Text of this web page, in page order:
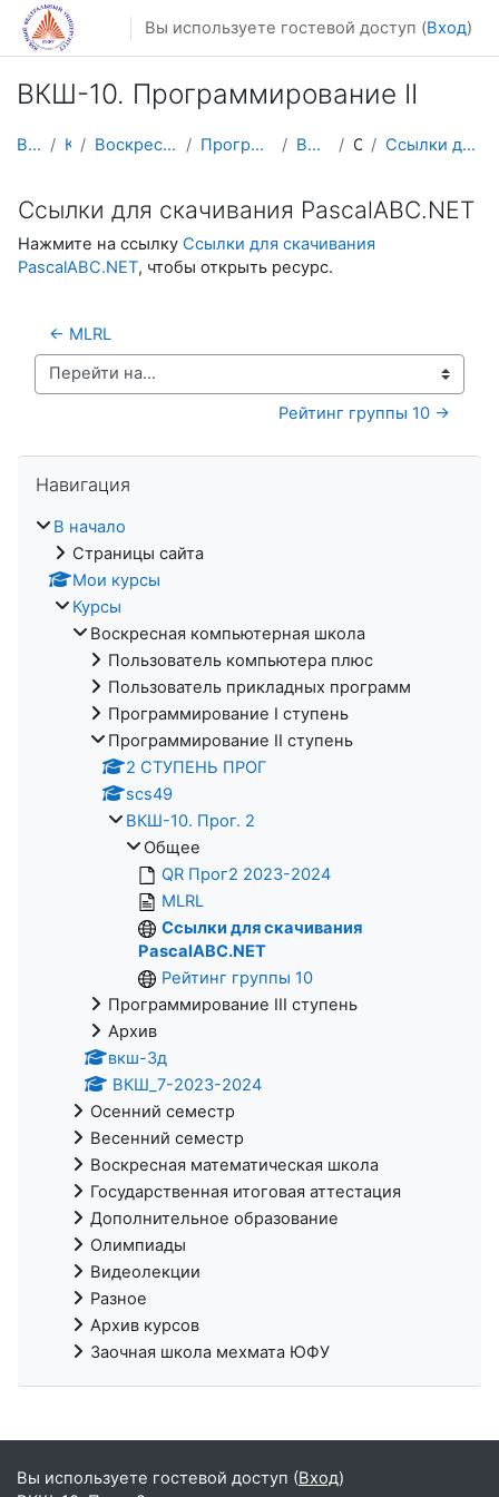
Перейти к основному содержанию
Вы используете гостевой доступ (Вход)
ВКШ-10. Программирование II
В начало Курсы Воскресная компьютерная школа Программирование II ступень ВКШ-10. Прог. 2 Общее Ссылки для скачивания PascalABC.NET
Ссылки для скачивания PascalABC.NET
Нажмите на ссылку Ссылки для скачивания
PascalABC.NET, чтобы открыть ресурс.
← MLRL
Перейти на...
Рейтинг группы 10 →
Навигация
В начало
Страницы сайта
Мои курсы
Курсы
Воскресная компьютерная школа
Пользователь компьютера плюс
Пользователь прикладных программ
Программирование I ступень
Программирование II ступень
2 СТУПЕНЬ ПРОГ
scs49
ВКШ-10. Прог. 2
Общее
QR Прог2 2023-2024
MLRL
Ссылки для скачивания
PascalABC.NET
Рейтинг группы 10
Программирование III ступень
Архив
вкш-3д
ВКШ_7-2023-2024
Осенний семестр
Весенний семестр
Воскресная математическая школа
Государственная итоговая аттестация
Дополнительное образование
Олимпиады
Видеолекции
Разное
Архив курсов
Заочная школа мехмата ЮФУ
Вы используете гостевой доступ (Вход)